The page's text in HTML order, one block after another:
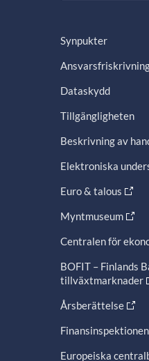
Synpukter
Dataskydd
Tillgängligheten
Beskrivning av
Elektroniska
Euro & talous
Myntmuseum
Centralen för
BOFIT – Finlands
tillväxtmarknader
Årsberättelse
Finansinspektionen
Europeiska